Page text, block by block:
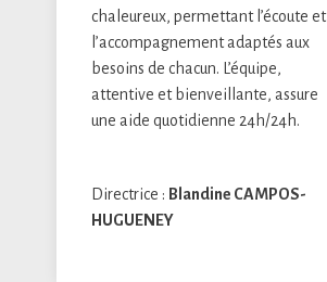
chaleureux, permettant l’écoute et
l’accompagnement adaptés aux
besoins de chacun. L’équipe,
attentive et bienveillante, assure
une aide quotidienne 24h/24h.
Directrice : Blandine CAMPOS-
HUGUENEY